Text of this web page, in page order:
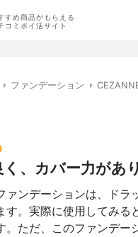
すめ商品がもらえる
コミポイ活サイト
ファンデーション
、カバー力があ
ァンデーションは、ド
す。実際に使用してみ
。ただ、このファンデー